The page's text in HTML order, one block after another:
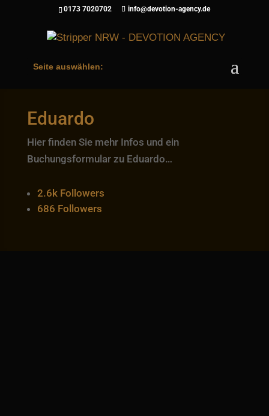
0173 7020702 info@devotion-agency.de
Seite auswählen:
Eduardo
Hier finden Sie mehr Infos und ein
Buchungsformular zu Eduardo…
2.6k Followers
686 Followers